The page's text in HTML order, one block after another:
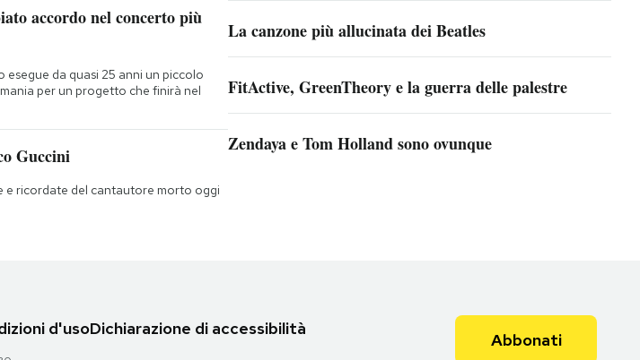
accordo nel concerto più
da quasi 25 anni un piccolo
per un progetto che finirà nel
Guccini
e ricordate del cantautore morto oggi
La canzone più allucinata dei Beatles
FitActive, GreenTheory e la guerra delle palestre
Zendaya e Tom Holland sono ovunque
d'usoDichiarazione di accessibilità
Abbonati